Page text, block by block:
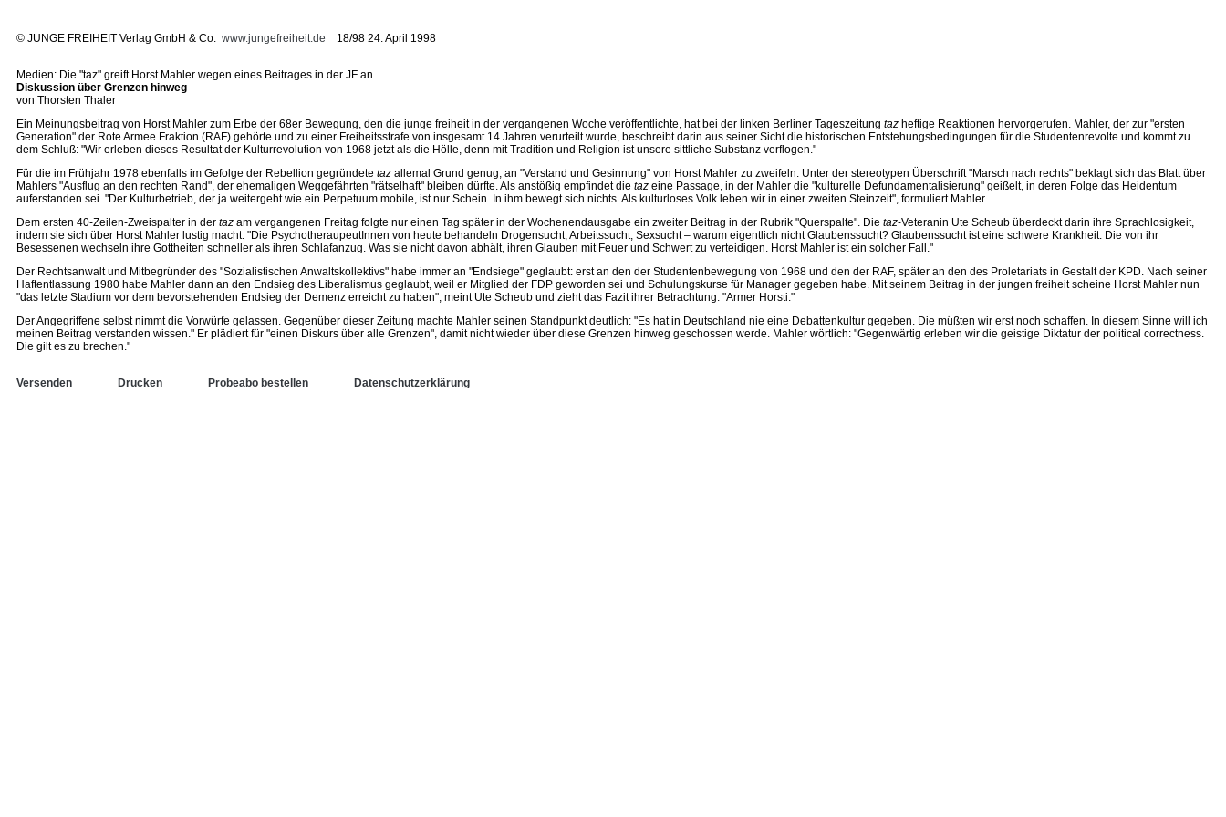
© JUNGE FREIHEIT Verlag GmbH & Co. www.jungefreiheit.de 18/98 24. April 1998
Medien: Die "taz" greift Horst Mahler wegen eines Beitrages in der JF an
Diskussion über Grenzen hinweg
von Thorsten Thaler
Ein Meinungsbeitrag von Horst Mahler zum Erbe der 68er Bewegung, den die junge freiheit in der vergangenen Woche veröffentlichte, hat bei der linken Berliner Tageszeitung taz heftige Reaktionen hervorgerufen. Mahler, der zur "ersten
Generation" der Rote Armee Fraktion (RAF) gehörte und zu einer Freiheitsstrafe von insgesamt 14 Jahren verurteilt wurde, beschreibt darin aus seiner Sicht die historischen Entstehungsbedingungen für die Studentenrevolte und kommt zu
dem Schluß: "Wir erleben dieses Resultat der Kulturrevolution von 1968 jetzt als die Hölle, denn mit Tradition und Religion ist unsere sittliche Substanz verflogen."
Für die im Frühjahr 1978 ebenfalls im Gefolge der Rebellion gegründete taz allemal Grund genug, an "Verstand und Gesinnung" von Horst Mahler zu zweifeln. Unter der stereotypen Überschrift "Marsch nach rechts" beklagt sich das Blatt über
Mahlers "Ausflug an den rechten Rand", der ehemaligen Weggefährten "rätselhaft" bleiben dürfte. Als anstößig empfindet die taz eine Passage, in der Mahler die "kulturelle Defundamentalisierung" geißelt, in deren Folge das Heidentum
auferstanden sei. "Der Kulturbetrieb, der ja weitergeht wie ein Perpetuum mobile, ist nur Schein. In ihm bewegt sich nichts. Als kulturloses Volk leben wir in einer zweiten Steinzeit", formuliert Mahler.
Dem ersten 40-Zeilen-Zweispalter in der taz am vergangenen Freitag folgte nur einen Tag später in der Wochenendausgabe ein zweiter Beitrag in der Rubrik "Querspalte". Die taz-Veteranin Ute Scheub überdeckt darin ihre Sprachlosigkeit,
indem sie sich über Horst Mahler lustig macht. "Die PsychotheraupeutInnen von heute behandeln Drogensucht, Arbeitssucht, Sexsucht – warum eigentlich nicht Glaubenssucht? Glaubenssucht ist eine schwere Krankheit. Die von ihr
Besessenen wechseln ihre Gottheiten schneller als ihren Schlafanzug. Was sie nicht davon abhält, ihren Glauben mit Feuer und Schwert zu verteidigen. Horst Mahler ist ein solcher Fall."
Der Rechtsanwalt und Mitbegründer des "Sozialistischen Anwaltskollektivs" habe immer an "Endsiege" geglaubt: erst an den der Studentenbewegung von 1968 und den der RAF, später an den des Proletariats in Gestalt der KPD. Nach seiner
Haftentlassung 1980 habe Mahler dann an den Endsieg des Liberalismus geglaubt, weil er Mitglied der FDP geworden sei und Schulungskurse für Manager gegeben habe. Mit seinem Beitrag in der jungen freiheit scheine Horst Mahler nun
"das letzte Stadium vor dem bevorstehenden Endsieg der Demenz erreicht zu haben", meint Ute Scheub und zieht das Fazit ihrer Betrachtung: "Armer Horsti."
Der Angegriffene selbst nimmt die Vorwürfe gelassen. Gegenüber dieser Zeitung machte Mahler seinen Standpunkt deutlich: "Es hat in Deutschland nie eine Debattenkultur gegeben. Die müßten wir erst noch schaffen. In diesem Sinne will ich
meinen Beitrag verstanden wissen." Er plädiert für "einen Diskurs über alle Grenzen", damit nicht wieder über diese Grenzen hinweg geschossen werde. Mahler wörtlich: "Gegenwärtig erleben wir die geistige Diktatur der political correctness.
Die gilt es zu brechen."
Versenden Drucken Probeabo bestellen Datenschutzerklärung